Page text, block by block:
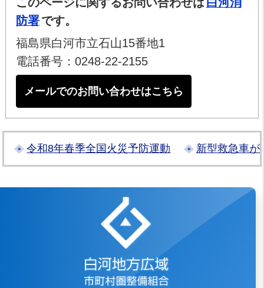
防署です。
福島県白河市立石山15番地1
電話番号：0248-22-2155
メールでのお問い合わせはこちら
令和8年春季全国火災予防運動 新型救急車が
白河地方広域市